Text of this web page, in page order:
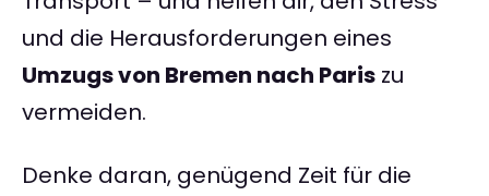
und die Herausforderungen eines
Umzugs von Bremen nach Paris zu
vermeiden.
Denke daran, genügend Zeit für die